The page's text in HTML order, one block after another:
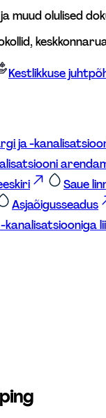
muud olulised
Kestlikkuse
ja -
Saue
Asjaõigusseadus
kanalisatsiooniga